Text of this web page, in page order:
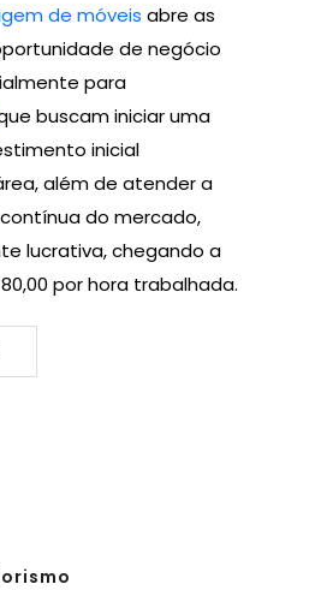
de móveis abre as
de negócio
para
buscam iniciar uma
inicial
além de atender a
do mercado,
lucrativa, chegando a
por hora trabalhada.